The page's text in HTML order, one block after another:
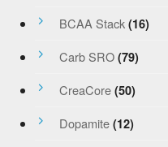
BCAA Stack (16)
Carb SRO (79)
CreaCore (50)
Dopamite (12)